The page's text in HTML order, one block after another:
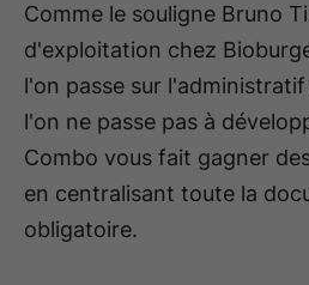
Comme le souligne Bruno
d'exploitation chez
l'on passe sur
l'on ne passe pas à
Combo vous fait gagner
en centralisant toute la
obligatoire.